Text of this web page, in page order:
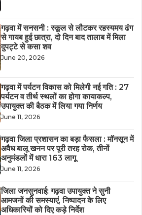
गढ़वा में सनसनी : स्कूल से लौटकर रहस्यमय ढंग
से गायब हुई छात्रा, दो दिन बाद तालाब में मिला
दुपट्टे से कसा शव
June 20, 2026
गढ़वा में पर्यटन विकास को मिलेगी नई गति : 27
पर्यटन व तीर्थ स्थलों का होगा कायाकल्प,
उपायुक्त की बैठक में लिया गया निर्णय
June 11, 2026
गढ़वा जिला प्रशासन का बड़ा फैसला : मॉनसून में
अवैध बालू खनन पर पूरी तरह रोक, तीनों
अनुमंडलों में धारा 163 लागू
June 11, 2026
जिला जनसुनवाई: गढ़वा उपायुक्त ने सुनी
आमजनों की समस्याएं, निष्पादन के लिए
अधिकारियों को दिए कड़े निर्देश